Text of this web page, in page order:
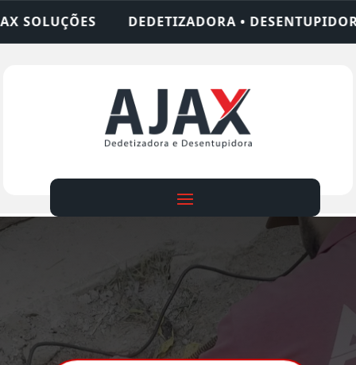
• DESENTUPIDORA • LIMPEZA DE FOSSA